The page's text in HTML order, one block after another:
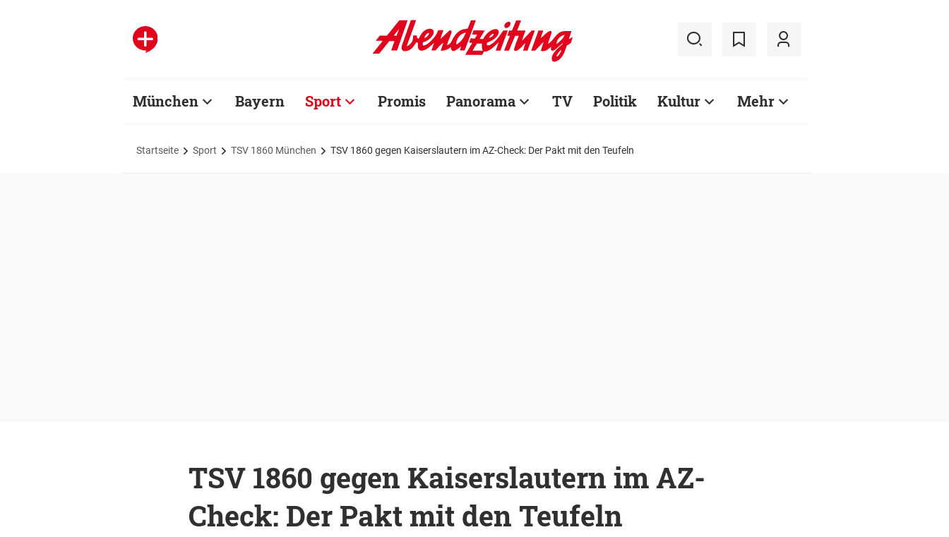
München Bayern Sport Promis Panorama TV Politik Kultur Mehr
Startseite Sport TSV 1860 München TSV 1860 gegen Kaiserslautern im AZ-Check: Der Pakt mit den Teufeln
TSV 1860 gegen Kaiserslautern im AZ-
Check: Der Pakt mit den Teufeln